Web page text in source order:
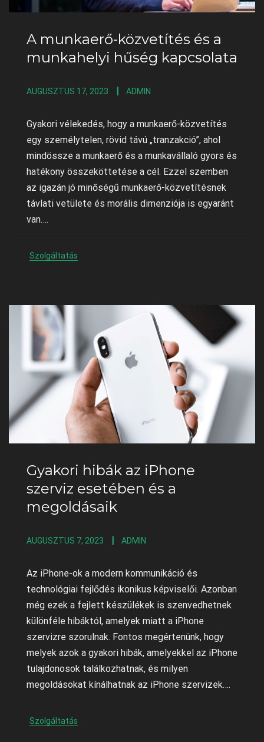
A munkaerő-közvetítés és a
munkahelyi hűség kapcsolata
AUGUSZTUS 17, 2023 ADMIN
Gyakori vélekedés, hogy a munkaerő-közvetítés
egy személytelen, rövid távú „tranzakció”, ahol
mindössze a munkaerő és a munkavállaló gyors és
hatékony összeköttetése a cél. Ezzel szemben
az igazán jó minőségű munkaerő-közvetítésnek
távlati vetülete és morális dimenziója is egyaránt
van….
Szolgáltatás
Gyakori hibák az iPhone
szerviz esetében és a
megoldásaik
AUGUSZTUS 7, 2023 ADMIN
Az iPhone-ok a modern kommunikáció és
technológiai fejlődés ikonikus képviselői. Azonban
még ezek a fejlett készülékek is szenvedhetnek
különféle hibáktól, amelyek miatt a iPhone
szervizre szorulnak. Fontos megértenünk, hogy
melyek azok a gyakori hibák, amelyekkel az iPhone
tulajdonosok találkozhatnak, és milyen
megoldásokat kínálhatnak az iPhone szervizek….
Szolgáltatás